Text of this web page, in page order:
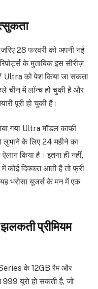
28 फरवरी को अपनी नई
के मुताबिक इस सीरीज़
को पेश किया जा सकता
चीन में लॉन्च हो चुकी है और
पूरी हो चुकी है।
गया Ultra मॉडल काफी
लुभाने के लिए 24 महीने का
किया है। इतना ही नहीं,
कोई दिक्कत आती है तो फ्री
भरोसा यूजर्स के मन में एक
प्रीमियम
के 12GB रैम और
यूरो हो सकती है, जो